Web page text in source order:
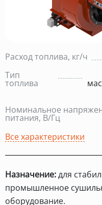
Расход топлива, кг/ч
Тип
топлива
Номинальное
питания, В/Гц
Все характеристики
Назначение:для
промышленное
оборудование.